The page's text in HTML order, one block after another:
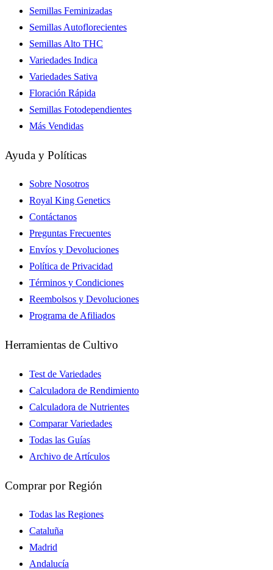
Semillas Feminizadas
Semillas Autoflorecientes
Semillas Alto THC
Variedades Indica
Variedades Sativa
Floración Rápida
Semillas Fotodependientes
Más Vendidas
Ayuda y Políticas
Sobre Nosotros
Royal King Genetics
Contáctanos
Preguntas Frecuentes
Envíos y Devoluciones
Política de Privacidad
Términos y Condiciones
Reembolsos y Devoluciones
Programa de Afiliados
Herramientas de Cultivo
Test de Variedades
Calculadora de Rendimiento
Calculadora de Nutrientes
Comparar Variedades
Todas las Guías
Archivo de Artículos
Comprar por Región
Todas las Regiones
Cataluña
Madrid
Andalucía